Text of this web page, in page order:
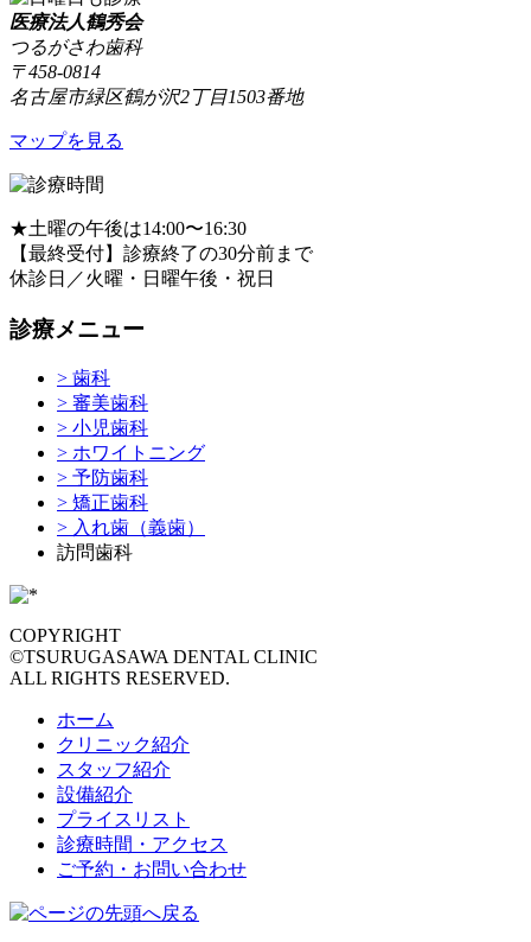
医療法人鶴秀会
つるがさわ歯科
〒458-0814
名古屋市緑区鶴が沢2丁目1503番地
マップを見る
★土曜の午後は14:00〜16:30
【最終受付】診療終了の30分前まで
休診日／火曜・日曜午後・祝日
診療メニュー
> 歯科
> 審美歯科
> 小児歯科
> ホワイトニング
> 予防歯科
> 矯正歯科
> 入れ歯（義歯）
訪問歯科
COPYRIGHT
©TSURUGASAWA DENTAL CLINIC
ALL RIGHTS RESERVED.
ホーム
クリニック紹介
スタッフ紹介
設備紹介
プライスリスト
診療時間・アクセス
ご予約・お問い合わせ